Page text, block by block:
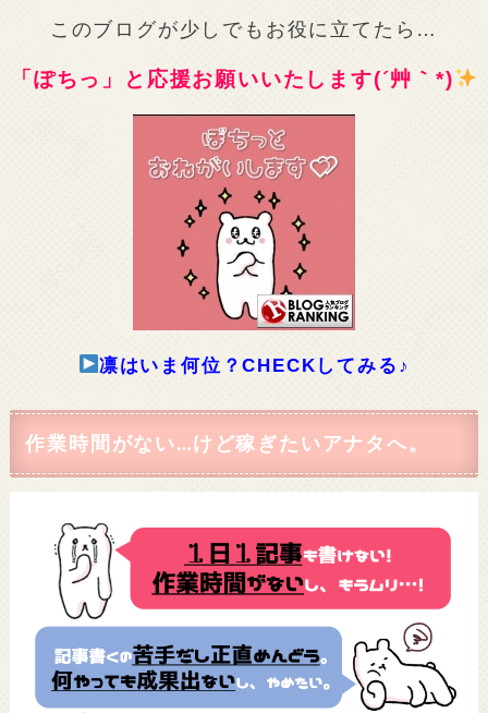
このブログが少しでもお役に立てたら…
「ぽちっ」と応援お願いいたします(´艸｀*)
凛はいま何位？CHECKしてみる♪
作業時間がない…けど稼ぎたいアナタへ。